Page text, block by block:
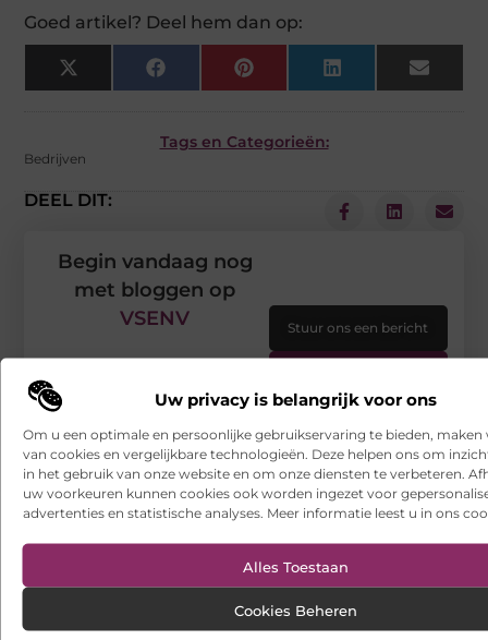
Uw privacy is belangrijk voor ons
Om u een optimale en persoonlijke gebruikservaring te bieden, maken
van cookies en vergelijkbare technologieën. Deze helpen ons om
in het gebruik van onze website en om onze diensten te verbeteren.
uw voorkeuren kunnen cookies ook worden ingezet voor
advertenties en statistische analyses. Meer informatie leest u in ons
Alles Toestaan
Cookies Beheren
Goed artikel? Deel hem dan op:
X
(Twitter)
Facebook Pinterest LinkedIn Email
Tags en Categorieën:
Bedrijven
DEEL DIT:
Begin vandaag nog
met bloggen op
VSENV
Stuur ons een bericht